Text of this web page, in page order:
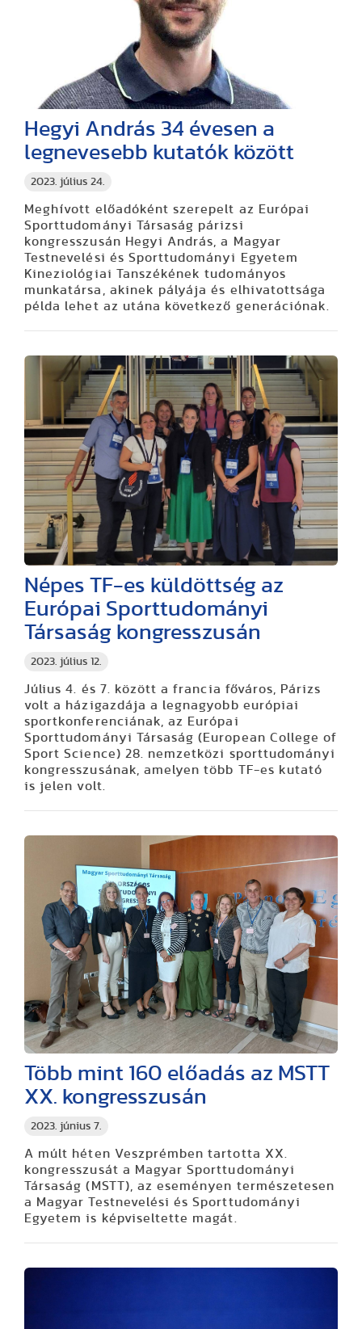
2023. július 24.
Hegyi András 34 évesen a
legnevesebb kutatók között
Meghívott előadóként szerepelt az Európai
Sporttudományi Társaság párizsi
kongresszusán Hegyi András, a Magyar
Testnevelési és Sporttudományi Egyetem
Kineziológiai Tanszékének tudományos
munkatársa, akinek pályája és elhivatottsága
példa lehet az utána következő generációnak.
2023. július 12.
Népes TF-es küldöttség az
Európai Sporttudományi
Társaság kongresszusán
Július 4. és 7. között a francia főváros, Párizs
volt a házigazdája a legnagyobb európiai
sportkonferenciának, az Európai
Sporttudományi Társaság (European College of
Sport Science) 28. nemzetközi sporttudományi
kongresszusának, amelyen több TF-es kutató
is jelen volt.
2023. június 7.
Több mint 160 előadás az MSTT
XX. kongresszusán
A múlt héten Veszprémben tartotta XX.
kongresszusát a Magyar Sporttudományi
Társaság (MSTT), az eseményen természetesen
a Magyar Testnevelési és Sporttudományi
Egyetem is képviseltette magát.